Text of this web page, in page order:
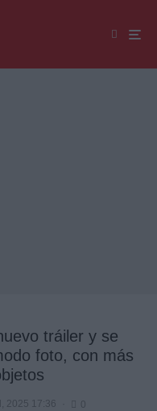
tráiler y se
foto, con más
2025 17:36 0